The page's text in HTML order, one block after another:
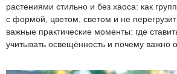
растениями стильно и без хаоса: как
с формой, цветом, светом и не
важные практические моменты: где
учитывать освещённость и почему важно